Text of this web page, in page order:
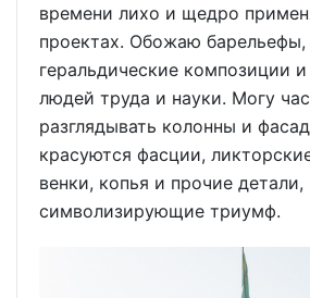
времени лихо и щедро
проектах. Обожаю барельефы,
геральдические композиции
людей труда и науки. Могу
разглядывать колонны и
красуются фасции,
венки, копья и прочие детали,
символизирующие триумф.